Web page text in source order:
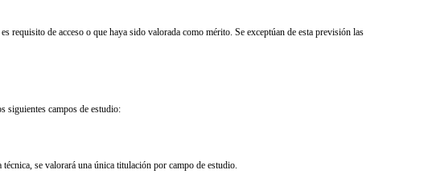
requisito de acceso o que haya sido valorada como mérito. Se exceptúan de esta previsión las
siguientes campos de estudio:
se valorará una única titulación por campo de estudio.